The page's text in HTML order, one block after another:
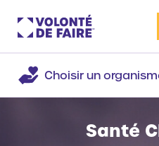
Choisir un
Santé